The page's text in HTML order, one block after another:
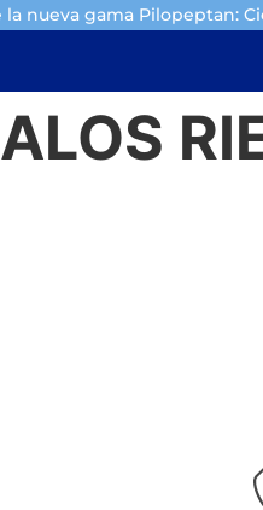
la nueva gama Pilopeptan: